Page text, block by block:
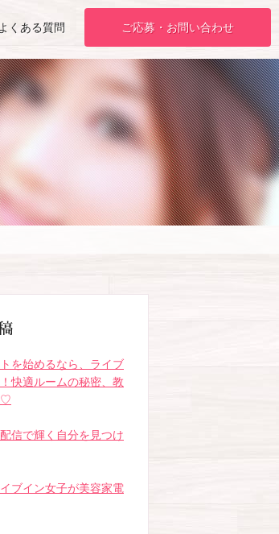
よくある質問 ご応募・お問い合わせ
を始めるなら、ライブ
快適ルームの秘密、教
♡
信で輝く自分を見つけ
イブイン女子が美容家電